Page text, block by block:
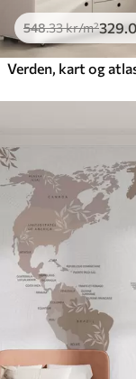
548.33kr/m²329
Verden, kart og